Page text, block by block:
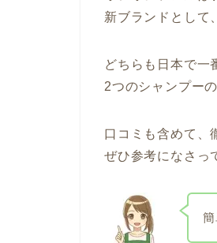
新ブランドとして
どちらも日本で一
2つのシャンプー
口コミも含めて、
ぜひ参考になさっ